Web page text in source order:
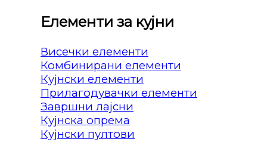
Елементи за кујни
Висечки елементи
Комбинирани елементи
Кујнски елементи
Прилагодувачки елементи
Завршни лајсни
Кујнска опрема
Кујнски пултови